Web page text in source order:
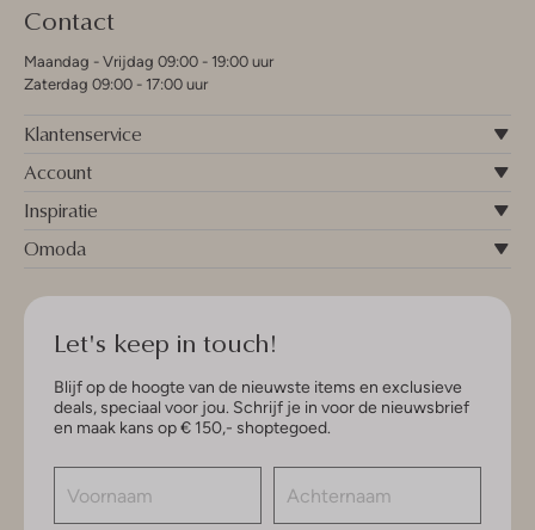
Contact
Maandag - Vrijdag 09:00 - 19:00 uur
Zaterdag 09:00 - 17:00 uur
Klantenservice
Account
Inspiratie
Omoda
Let's keep in touch!
Blijf op de hoogte van de nieuwste items en exclusieve
deals, speciaal voor jou. Schrijf je in voor de nieuwsbrief
en maak kans op € 150,- shoptegoed.